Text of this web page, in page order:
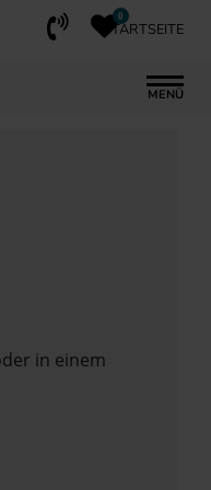
0
STARTSEITE
MENÜ
in einem